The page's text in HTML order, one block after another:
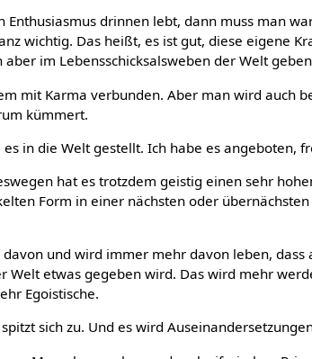
Enthusiasmus drinnen lebt, dann muss man
wichtig. Das heißt, es ist gut, diese eigene
im Lebensschicksalsweben der Welt
mit Karma verbunden. Aber man wird auch
kümmert.
in die Welt gestellt. Ich habe es angeboten,
hat es trotzdem geistig einen sehr
Form in einer nächsten oder
und wird immer mehr davon leben, dass
Welt etwas gegeben wird. Das wird mehr
Egoistische.
sich zu. Und es wird